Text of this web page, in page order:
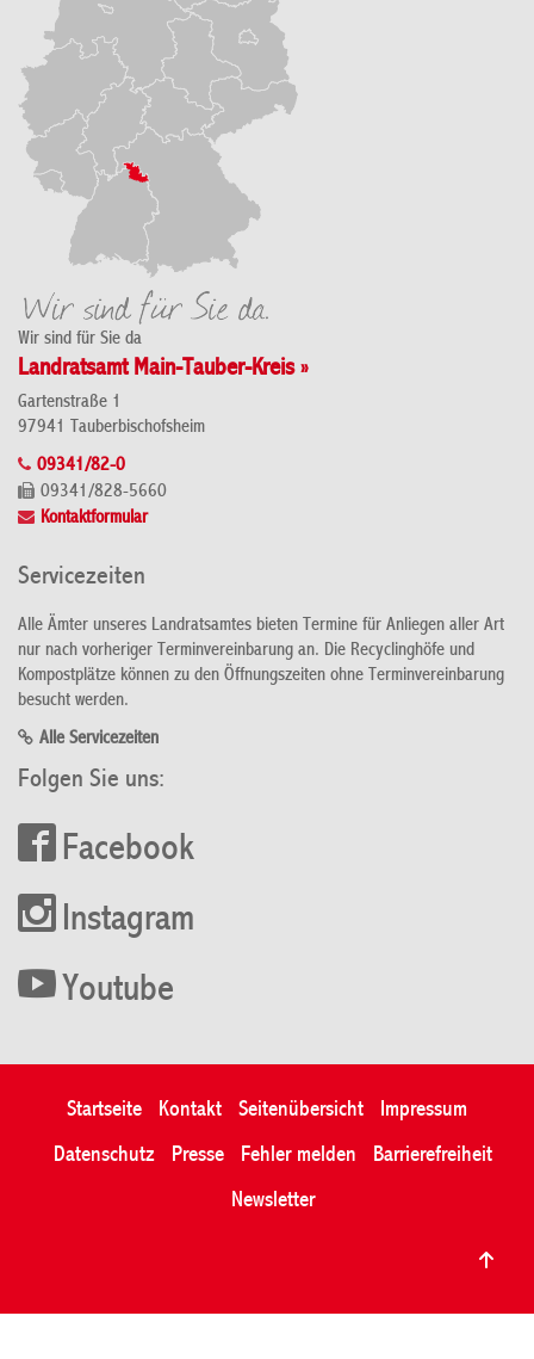
Wir sind für Sie da
Landratsamt Main-Tauber-Kreis »
Gartenstraße 1
97941 Tauberbischofsheim
09341/82-0
09341/828-5660
Kontaktformular
Servicezeiten
Alle Ämter unseres Landratsamtes bieten Termine für Anliegen aller Art
nur nach vorheriger Terminvereinbarung an. Die Recyclinghöfe und
Kompostplätze können zu den Öffnungszeiten ohne Terminvereinbarung
besucht werden.
Alle Servicezeiten
Folgen Sie uns:
Facebook
Instagram
Youtube
Startseite Kontakt Seitenübersicht
Impressum
Datenschutz
Presse Fehler melden
Barrierefreiheit
Newsletter